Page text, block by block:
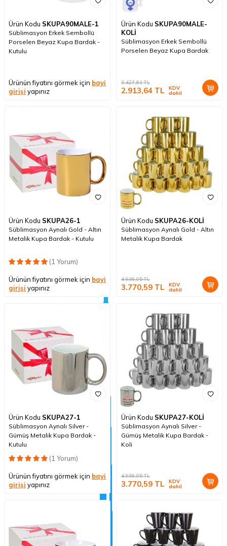
Ürün Kodu SKUPA90MALE-1
Süblimasyon Erkek Sembollü
Porselen Beyaz Kupa Bardak -
Kutulu
Ürünün fiyatını görmek için bayi
girişi yapınız
Ürün Kodu SKUPA90MALE-
KOLİ
Süblimasyon Erkek Sembollü
Porselen Beyaz Kupa Bardak
3.427,81TL
2.913,64 TL KDV
dahil
Ürün Kodu SKUPA26-1
Süblimasyon Aynalı Gold - Altın
Metalik Kupa Bardak - Kutulu
(1 Yorum)
Ürünün fiyatını görmek için bayi
girişi yapınız
Ürün Kodu SKUPA26-KOLİ
Süblimasyon Aynalı Gold - Altın
Metalik Kupa Bardak
4.936,05TL
3.770,59 TL KDV
dahil
Ürün Kodu SKUPA27-1
Süblimasyon Aynalı Silver -
Gümüş Metalik Kupa Bardak -
Kutulu
(1 Yorum)
Ürünün fiyatını görmek için bayi
girişi yapınız
Ürün Kodu SKUPA27-KOLİ
Süblimasyon Aynalı Silver -
Gümüş Metalik Kupa Bardak -
Koli
4.936,05TL
3.770,59 TL KDV
dahil